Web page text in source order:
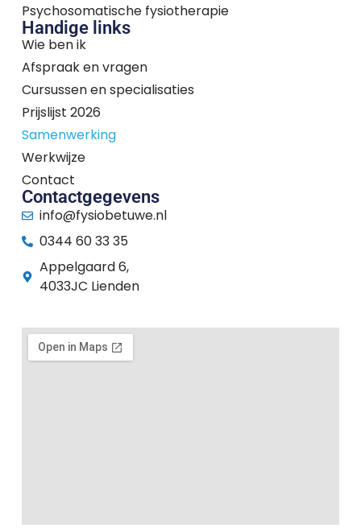
Psychosomatische fysiotherapie
Handige links
Wie ben ik
Afspraak en vragen
Cursussen en specialisaties
Prijslijst 2026
Samenwerking
Werkwijze
Contact
Contactgegevens
info@fysiobetuwe.nl
0344 60 33 35
Appelgaard 6,
4033JC Lienden